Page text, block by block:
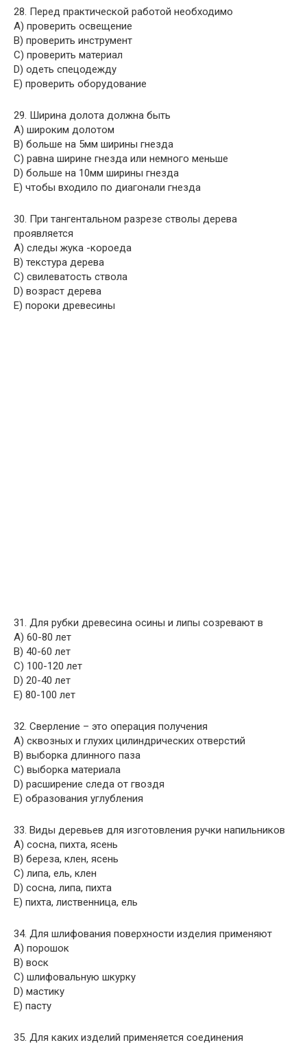
28. Перед практической работой необходимо
A) проверить освещение
B) проверить инструмент
C) проверить материал
D) одеть спецодежду
E) проверить оборудование
29. Ширина долота должна быть
A) широким долотом
B) больше на 5мм ширины гнезда
C) равна ширине гнезда или немного меньше
D) больше на 10мм ширины гнезда
E) чтобы входило по диагонали гнезда
30. При тангентальном разрезе стволы дерева
проявляется
A) следы жука -короеда
B) текстура дерева
C) свилеватость ствола
D) возраст дерева
E) пороки древесины
31. Для рубки древесина осины и липы созревают в
A) 60-80 лет
B) 40-60 лет
C) 100-120 лет
D) 20-40 лет
E) 80-100 лет
32. Сверление – это операция получения
A) сквозных и глухих цилиндрических отверстий
B) выборка длинного паза
C) выборка материала
D) расширение следа от гвоздя
E) образования углубления
33. Виды деревьев для изготовления ручки напильников
A) сосна, пихта, ясень
B) береза, клен, ясень
C) липа, ель, клен
D) сосна, липа, пихта
E) пихта, лиственница, ель
34. Для шлифования поверхности изделия применяют
A) порошок
B) воск
C) шлифовальную шкурку
D) мастику
E) пасту
35. Для каких изделий применяется соединения